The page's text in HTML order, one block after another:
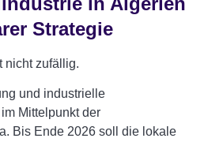
Strategie
nicht zufällig.
und industrielle
Mittelpunkt der
Bis Ende 2026 soll die lokale